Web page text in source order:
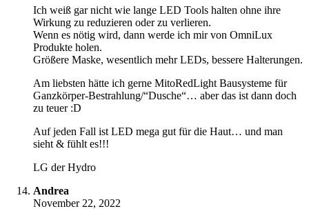
Ich weiß gar nicht wie lange LED Tools halten ohne ihre
Wirkung zu reduzieren oder zu verlieren.
Wenn es nötig wird, dann werde ich mir von OmniLux
Produkte holen.
Größere Maske, wesentlich mehr LEDs, bessere Halterungen.
Am liebsten hätte ich gerne MitoRedLight Bausysteme für
Ganzkörper-Bestrahlung/“Dusche“… aber das ist dann doch
zu teuer :D
Auf jeden Fall ist LED mega gut für die Haut… und man
sieht & fühlt es!!!
LG der Hydro
Andrea
November 22, 2022